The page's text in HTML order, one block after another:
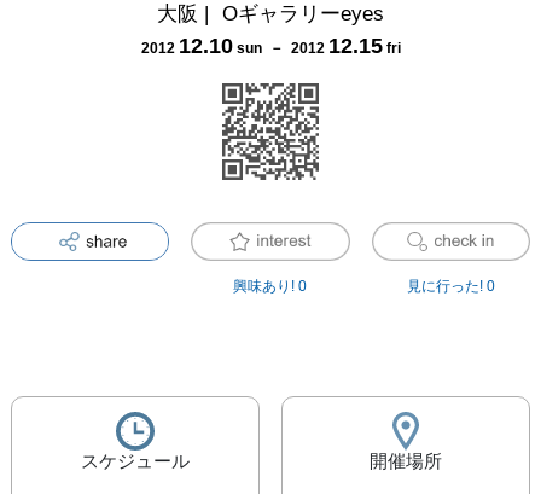
大阪 | Oギャラリーeyes
2012 12.10 sun－ 2012 12.15 fri
興味あり! 0 見に行った! 0
スケジュール 開催場所